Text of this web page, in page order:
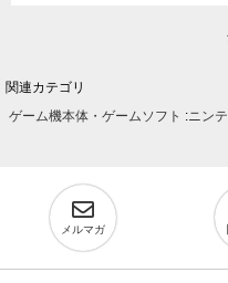
関連カテゴリ
ゲーム機本体・ゲームソフト :ニン
メルマガ